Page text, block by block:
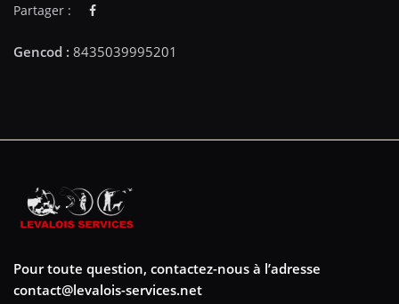
Partager :
Pour toute question, contactez-nous à l’adresse
contact@levalois-services.net